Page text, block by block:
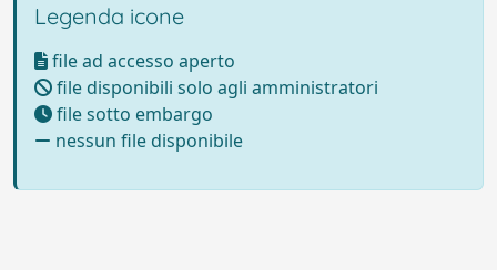
Legenda icone
file ad accesso aperto
file disponibili solo agli amministratori
file sotto embargo
nessun file disponibile